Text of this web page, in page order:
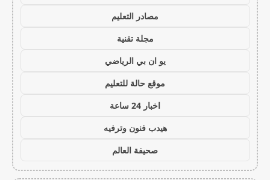
مصادر التعليم
مجلة تقنية
يو ان بي الرياضي
موقع حالة للتعليم
اخبار 24 ساعة
هيدب فنون وترفيه
صحيفة العالم